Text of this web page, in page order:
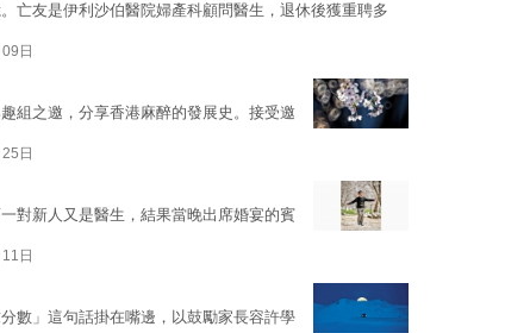
亡友是伊利沙伯醫院婦產科顧問醫生，退休後獲重聘多
日
組之邀，分享香港麻醉的發展史。接受邀
日
對新人又是醫生，結果當晚出席婚宴的賓
日
數」這句話掛在嘴邊，以鼓勵家長容許學